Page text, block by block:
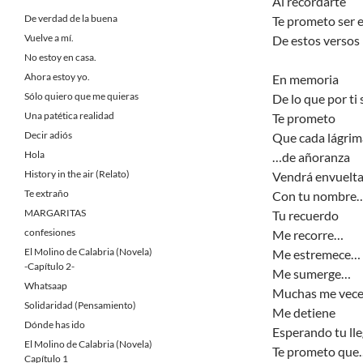
Te prometo ser
De estos versos
En memoria
De lo que por ti
Te prometo
Que cada
…de añoranza
Vendrá envuelta
Con tu
Tu recuerdo
Me recorre…
Me estremece…
Me sumerge…
Muchas me
Me detiene
Esperando tu
Te prometo
De verdad de la buena
Vuelve a mí.
No estoy en casa.
Ahora estoy yo.
Sólo quiero que me quieras
Una patética realidad
Decir adiós
Hola
History in the air (Relato)
Te extraño
MARGARITAS
confesiones
El Molino de Calabria (Novela)
-Capítulo 2-
Whatsaap
Solidaridad (Pensamiento)
Dónde has ido
El Molino de Calabria (Novela)
Capítulo 1